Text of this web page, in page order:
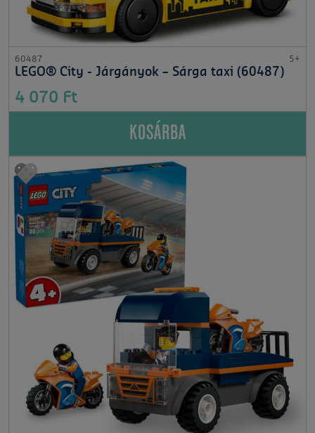
60487 5+
LEGO® City - Járgányok – Sárga taxi (60487)
4 070 Ft
KOSÁRBA